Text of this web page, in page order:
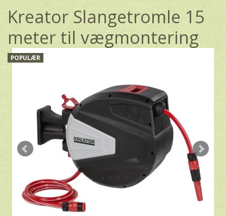
Kreator Slangetromle 15
meter til vægmontering
POPULÆR